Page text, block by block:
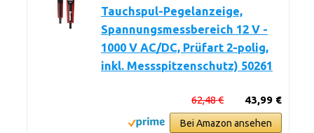
Tauchspul-Pegelanzeige,
Spannungsmessbereich 12 V -
1000 V AC/DC, Prüfart 2-polig,
inkl. Messspitzenschutz) 50261
43,99 €
62,48 €
Bei Amazon ansehen